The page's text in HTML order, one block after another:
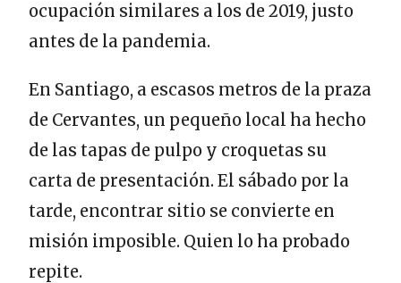
ocupación similares a los de 2019, justo
antes de la pandemia.
En Santiago, a escasos metros de la praza
de Cervantes, un pequeño local ha hecho
de las tapas de pulpo y croquetas su
carta de presentación. El sábado por la
tarde, encontrar sitio se convierte en
misión imposible. Quien lo ha probado
repite.